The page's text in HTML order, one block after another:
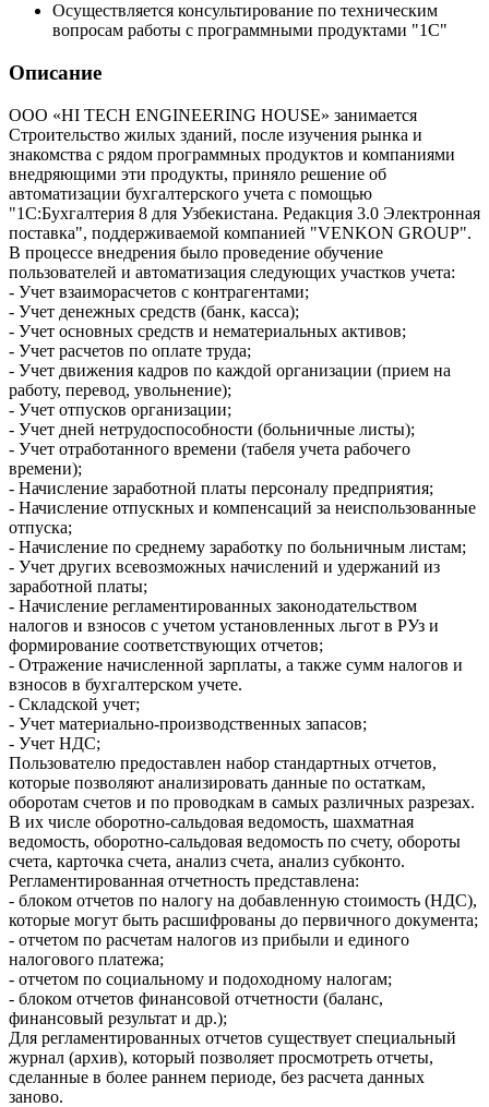
Осуществляется консультирование по техническим
вопросам работы с программными продуктами "1С"
Описание
ООО «HI TECH ENGINEERING HOUSE» занимается
Строительство жилых зданий, после изучения рынка и
знакомства с рядом программных продуктов и компаниями
внедряющими эти продукты, приняло решение об
автоматизации бухгалтерского учета с помощью
"1С:Бухгалтерия 8 для Узбекистана. Редакция 3.0 Электронная
поставка", поддерживаемой компанией "VENKON GROUP".
В процессе внедрения было проведение обучение
пользователей и автоматизация следующих участков учета:
- Учет взаиморасчетов с контрагентами;
- Учет денежных средств (банк, касса);
- Учет основных средств и нематериальных активов;
- Учет расчетов по оплате труда;
- Учет движения кадров по каждой организации (прием на
работу, перевод, увольнение);
- Учет отпусков организации;
- Учет дней нетрудоспособности (больничные листы);
- Учет отработанного времени (табеля учета рабочего
времени);
- Начисление заработной платы персоналу предприятия;
- Начисление отпускных и компенсаций за неиспользованные
отпуска;
- Начисление по среднему заработку по больничным листам;
- Учет других всевозможных начислений и удержаний из
заработной платы;
- Начисление регламентированных законодательством
налогов и взносов с учетом установленных льгот в РУз и
формирование соответствующих отчетов;
- Отражение начисленной зарплаты, а также сумм налогов и
взносов в бухгалтерском учете.
- Складской учет;
- Учет материально-производственных запасов;
- Учет НДС;
Пользователю предоставлен набор стандартных отчетов,
которые позволяют анализировать данные по остаткам,
оборотам счетов и по проводкам в самых различных разрезах.
В их числе оборотно-сальдовая ведомость, шахматная
ведомость, оборотно-сальдовая ведомость по счету, обороты
счета, карточка счета, анализ счета, анализ субконто.
Регламентированная отчетность представлена:
- блоком отчетов по налогу на добавленную стоимость (НДС),
которые могут быть расшифрованы до первичного документа;
- отчетом по расчетам налогов из прибыли и единого
налогового платежа;
- отчетом по социальному и подоходному налогам;
- блоком отчетов финансовой отчетности (баланс,
финансовый результат и др.);
Для регламентированных отчетов существует специальный
журнал (архив), который позволяет просмотреть отчеты,
сделанные в более раннем периоде, без расчета данных
заново.